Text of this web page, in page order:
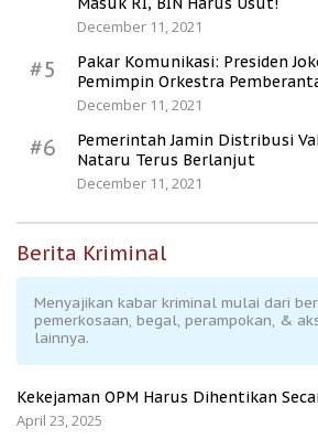
December 11, 2021
#5
Pakar Komunikasi: Presiden
Pemimpin Orkestra
December 11, 2021
#6
Pemerintah Jamin Distribusi
Nataru Terus Berlanjut
December 11, 2021
Berita Kriminal
Menyajikan kabar kriminal mulai dari
pemerkosaan, begal, perampokan, &
lainnya.
Kekejaman OPM Harus Dihentikan
April 23, 2025